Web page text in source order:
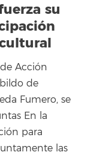
su
Acción
de
Fumero, se
En la
para
las